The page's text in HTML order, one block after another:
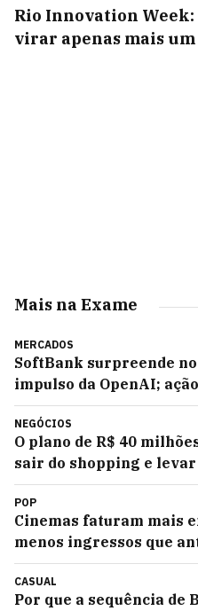
Rio Innovation
virar apenas mais
Mais na Exame
MERCADOS
SoftBank surpreende
impulso da OpenAI;
NEGÓCIOS
O plano de R$ 40
sair do shopping e
POP
Cinemas faturam mais
menos ingressos que
CASUAL
Por que a sequência de